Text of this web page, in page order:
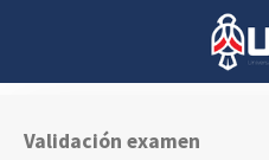
Validación examen